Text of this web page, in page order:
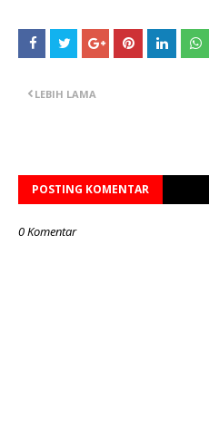
LEBIH LAMA
POSTING KOMENTAR
0 Komentar